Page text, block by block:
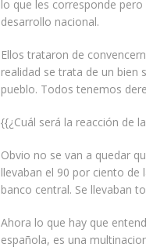
lo que les corresponde
desarrollo nacional.
Ellos trataron de
realidad se trata de un bien
pueblo. Todos tenemos
{{¿Cuál será la reacción de
Obvio no se van a quedar
llevaban el 90 por ciento de
banco central. Se llevaban
Ahora lo que hay que
española, es una